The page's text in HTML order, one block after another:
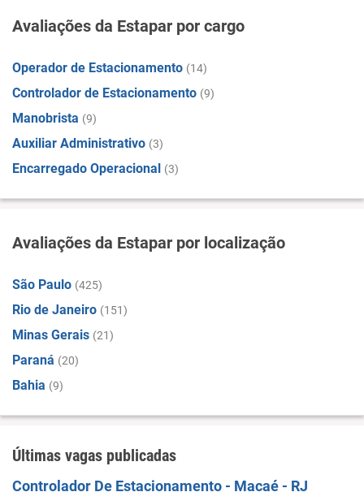
Avaliações da Estapar por cargo
Operador de Estacionamento (14)
Controlador de Estacionamento (9)
Manobrista (9)
Auxiliar Administrativo (3)
Encarregado Operacional (3)
Avaliações da Estapar por localização
São Paulo (425)
Rio de Janeiro (151)
Minas Gerais (21)
Paraná (20)
Bahia (9)
Últimas vagas publicadas
Controlador De Estacionamento - Macaé - RJ